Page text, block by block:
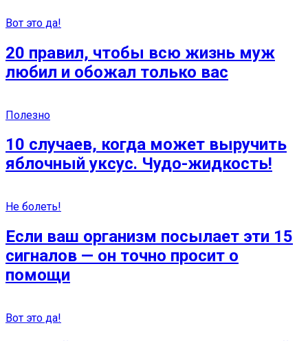
Вот это да!
20 правил, чтобы всю жизнь муж
любил и обожал только вас
Полезно
10 случаев, когда может выручить
яблочный уксус. Чудо-жидкость!
Не болеть!
Если ваш организм посылает эти 15
сигналов — он точно просит о
помощи
Вот это да!